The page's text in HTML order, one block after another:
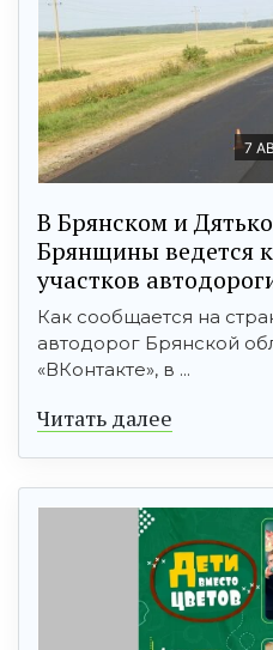
7
В Брянском и
Брянщины ведется
участков
Как сообщается на
автодорог Брянской
«ВКонтакте», в ...
Читать далее